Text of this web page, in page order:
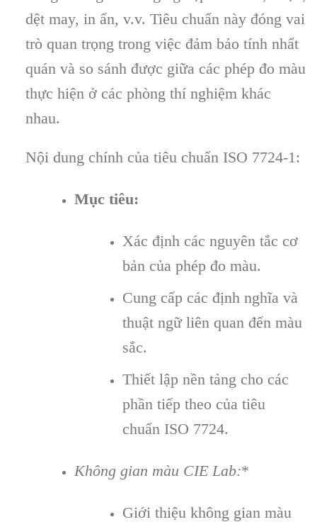
dệt may, in ấn, v.v. Tiêu chuẩn này đóng vai
trò quan trọng trong việc đảm bảo tính nhất
quán và so sánh được giữa các phép đo màu
thực hiện ở các phòng thí nghiệm khác
nhau.
Nội dung chính của tiêu chuẩn ISO 7724-1:
Mục tiêu:
Xác định các nguyên tắc cơ
bản của phép đo màu.
Cung cấp các định nghĩa và
thuật ngữ liên quan đến màu
sắc.
Thiết lập nền tảng cho các
phần tiếp theo của tiêu
chuẩn ISO 7724.
Không gian màu CIE Lab:*
Giới thiệu không gian màu